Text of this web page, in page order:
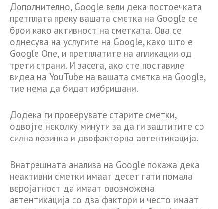
Дополнително, Google вели дека постоечката
претплата преку вашата сметка на Google се
брои како активност на сметката. Ова се
однесува на услугите на Google, како што е
Google One, и претплатите на апликации од
трети страни. И засега, ако сте поставиле
видеа на YouTube на вашата сметка на Google,
тие нема да бидат избришани.
Додека ги проверувате старите сметки,
одвојте неколку минути за да ги заштитите со
силна лозинка и двофакторна автентикација.
Внатрешната анализа на Google покажа дека
неактивни сметки имаат десет пати помала
веројатност да имаат овозможена
автентикација со два фактори и често имаат